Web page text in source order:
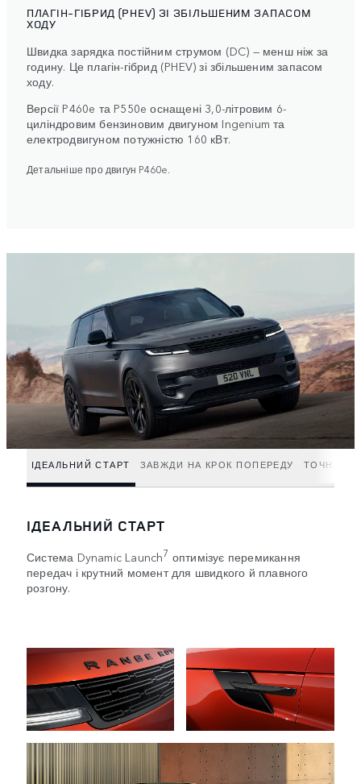
ПЛАГІН-ГІБРИД (PHEV) ЗІ ЗБІЛЬШЕНИМ ЗАПАСОМ
ХОДУ
Швидка зарядка постійним струмом (DC) — менш ніж за
годину. Це плагін-гібрид (PHEV) зі збільшеним запасом
ходу.
Версії P460e та P550e оснащені 3,0-літровим 6-
циліндровим бензиновим двигуном Ingenium та
електродвигуном потужністю 160 кВт.
Детальніше про двигун P460e.
ІДЕАЛЬНИЙ СТАРТ ЗАВЖДИ НА КРОК ПОПЕРЕДУ ТОЧНА
ІДЕАЛЬНИЙ СТАРТ
Система Dynamic Launch7 оптимізує перемикання
передач і крутний момент для швидкого й плавного
розгону.